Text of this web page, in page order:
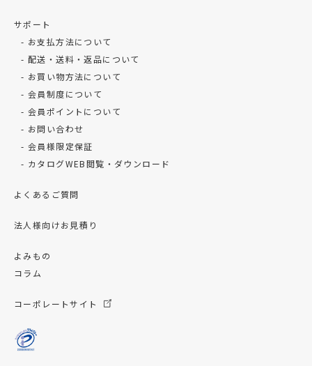
サポート
お支払方法について
配送・送料・返品について
お買い物方法について
会員制度について
会員ポイントについて
お問い合わせ
会員様限定保証
カタログWEB閲覧・ダウンロード
よくあるご質問
法人様向けお見積り
よみもの
コラム
コーポレートサイト